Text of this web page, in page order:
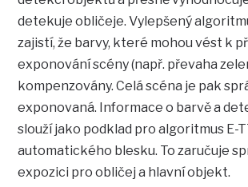
detekuje obličeje. Vylepšený
zajistí, že barvy, které mohou vést k
exponování scény (např. převaha
kompenzovány. Celá scéna je pak
exponovaná. Informace o barvě a
slouží jako podklad pro algoritmus E-
automatického blesku. To zaručuje
expozici pro obličej a hlavní objekt.